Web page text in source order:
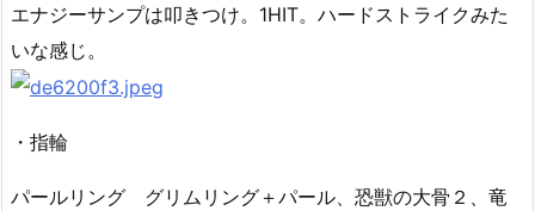
エナジーサンプは叩きつけ。1HIT。ハードストライクみた
いな感じ。
・指輪
パールリング グリムリング＋パール、恐獣の大骨２、竜